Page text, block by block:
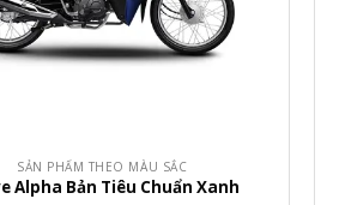
SẢN PHẨM THEO MÀU SẮC
Alpha Bản Tiêu Chuẩn Xanh